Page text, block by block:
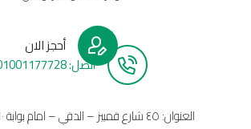
أحجز الان
أتصل: 01001177728
العنوان: ٤٥ شارع قمبيز – الدقي – امام بوابة ١٠ نادي الصيد